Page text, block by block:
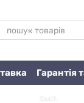
Гарантія